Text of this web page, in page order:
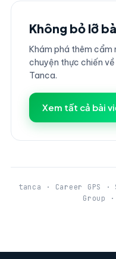
Không bỏ lỡ
Khám phá thêm cẩm
chuyện thực chiến
Tanca.
Xem tất cả bài
tanca · Career GPS
Group